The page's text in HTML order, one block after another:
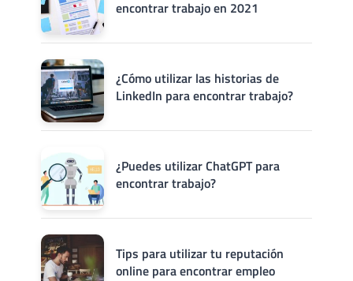
encontrar trabajo en 2021
¿Cómo utilizar las historias de
LinkedIn para encontrar trabajo?
¿Puedes utilizar ChatGPT para
encontrar trabajo?
Tips para utilizar tu reputación
online para encontrar empleo